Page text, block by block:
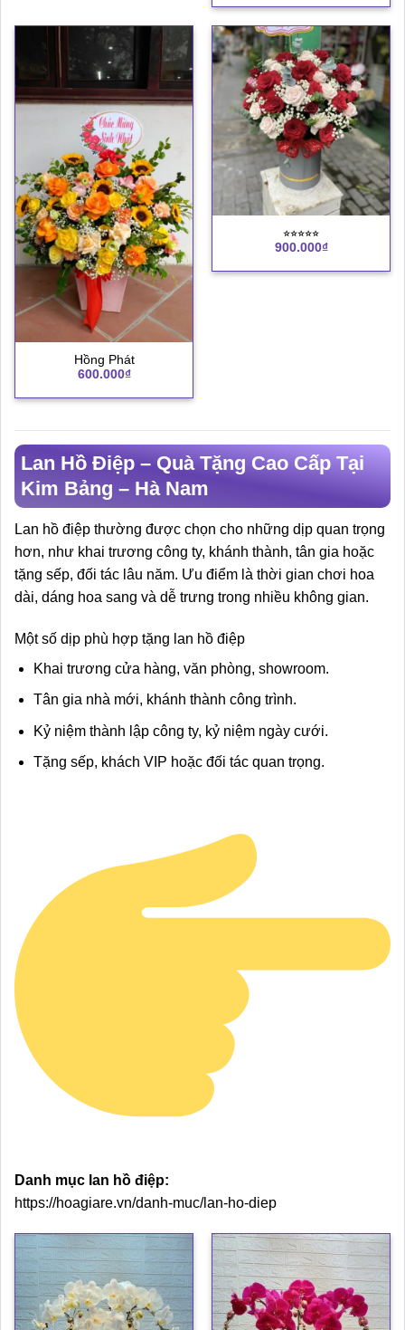
Hồng Phát
600.000₫
⭐︎⭐︎⭐︎⭐︎⭐︎
900.000₫
Lan Hồ Điệp – Quà Tặng Cao Cấp Tại
Kim Bảng – Hà Nam
Lan hồ điệp thường được chọn cho những dịp quan trọng
hơn, như khai trương công ty, khánh thành, tân gia hoặc
tặng sếp, đối tác lâu năm. Ưu điểm là thời gian chơi hoa
dài, dáng hoa sang và dễ trưng trong nhiều không gian.
Một số dịp phù hợp tặng lan hồ điệp
Khai trương cửa hàng, văn phòng, showroom.
Tân gia nhà mới, khánh thành công trình.
Kỷ niệm thành lập công ty, kỷ niệm ngày cưới.
Tặng sếp, khách VIP hoặc đối tác quan trọng.
Danh mục lan hồ điệp:
https://hoagiare.vn/danh-muc/lan-ho-diep